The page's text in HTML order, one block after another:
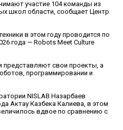
участие 104 команды из
школ области, сообщает Центр
в этом году проводится по
года — Robots Meet Culture
представляют свои проекты, а
программировании и
NISLAB Назарбаев
Актау Казбека Калиева, в этом
вдвое по сравнению с